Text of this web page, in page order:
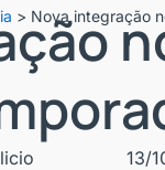
> Nova integração
13/